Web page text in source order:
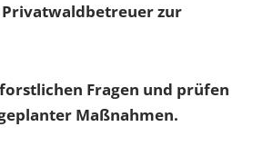
Privatwaldbetreuer zur
Fragen und prüfen
Maßnahmen.